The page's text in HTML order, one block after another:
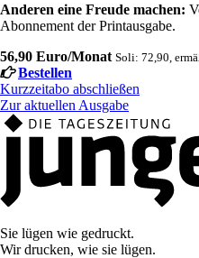
Anderen eine Freude machen:
Abonnement der Printausgabe.
56,90 Euro/Monat Soli: 72,90,
Bestellen
Kurzzeitabo abschließen
Zur aktuellen Ausgabe
Sie lügen wie gedruckt.
Wir drucken, wie sie lügen.